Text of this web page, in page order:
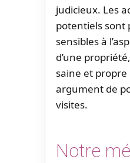
judicieux. Les
potentiels
sensibles à
d’une
saine et
argument de
visites.
Notre